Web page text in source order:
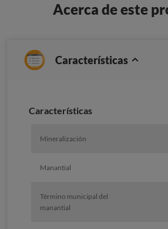
Acerca de este
Características
Caracterí­sticas
Mineralización
Manantial
Término municipal del
manantial